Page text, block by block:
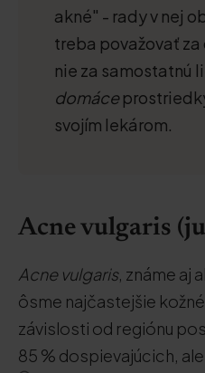
akné" - rady v nej
treba považovať
nie za samostatnú
domáce
svojím lekárom.
Acne vulgaris
Acne vulgaris, známe aj
ôsme najčastejšie
závislosti od regiónu
85 % dospievajúcich,